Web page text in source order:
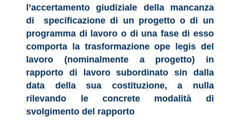
l’accertamento giudiziale della mancanza
di specificazione di un progetto o di un
programma di lavoro o di una fase di esso
comporta la trasformazione ope legis del
lavoro (nominalmente a progetto) in
rapporto di lavoro subordinato sin dalla
data della sua costituzione, a nulla
rilevando le concrete modalità di
svolgimento del rapporto